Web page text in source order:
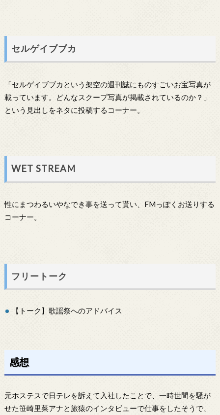
セルゲイブブカ
「セルゲイブブカという架空の週刊誌にものすごいお宝写真が
載っています。どんなスクープ写真が掲載されているのか？」
という見出しをネタに投稿するコーナー。
WET STREAM
性にまつわるいやなでき事を送って貰い、FMっぽくお送りする
コーナー。
フリートーク
【トーク】歌謡祭へのアドバイス
感想
元ホステスで日テレを訴えて入社したことで、一時世間を騒が
せた笹崎里菜アナと旅猿のインタビューで仕事をしたそうで、